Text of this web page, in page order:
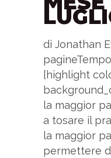
di Jonathan
[highlight
la maggior
a tosare il
la maggior
permettere